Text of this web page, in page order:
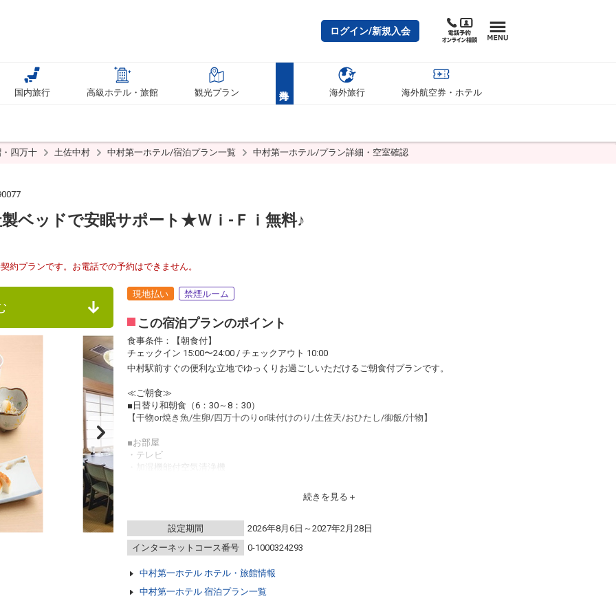
ログイン/新規入会
国内旅行 高級ホテル・旅館 観光プラン 海外旅行 海外航空券・ホテル
四万十 土佐中村 中村第一ホテル/宿泊プラン一覧 中村第一ホテル/プラン詳細・空室確認
ベッドで安眠サポート★Ｗｉ-Ｆｉ無料♪
約プランです。お電話での予約はできません。
現地払い 禁煙ルーム
この宿泊プランのポイント
食事条件：【朝食付】
チェックイン 15:00〜24:00 / チェックアウト 10:00
中村駅前すぐの便利な立地でゆっくりお過ごしいただけるご朝食付プランです。
≪ご朝食≫
■日替り和朝食（6：30～8：30）
【干物or焼き魚/生卵/四万十のりor味付けのり/土佐天/おひたし/御飯/汁物】
■お部屋
・テレビ
・加湿機能付空気清浄機
・全室サータ社製ポケットコイルベッド(寝心地が非常にソフト)
・使い捨てスリッパ♪
・アメニティー（歯ブラシ・シャンプー・リンス・ドライヤー等）完備
・PM2.5＆花粉症対策はバッチリ♪安心・快適な滞在をサポートいたします。
続きを見る
設定期間
2026年8月6日～2027年2月28日
インターネットコース番号
0-1000324293
中村第一ホテル ホテル・旅館情報
中村第一ホテル 宿泊プラン一覧